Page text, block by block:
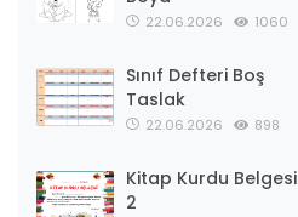
22.06.2026 1060
Sınıf Defteri Boş
Taslak
22.06.2026 898
Kitap Kurdu Belgesi
2